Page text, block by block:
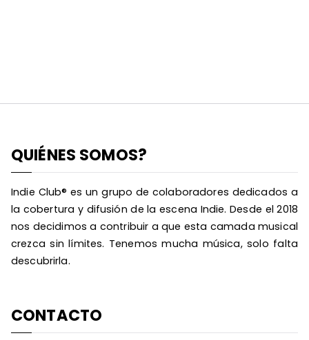
QUIÉNES SOMOS?
Indie Club® es un grupo de colaboradores dedicados a
la cobertura y difusión de la escena Indie. Desde el 2018
nos decidimos a contribuir a que esta camada musical
crezca sin límites. Tenemos mucha música, solo falta
descubrirla.
CONTACTO